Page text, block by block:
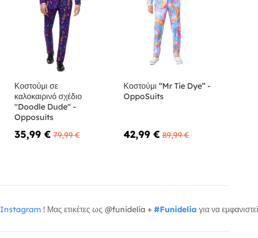
Κοστούμι σε
καλοκαιρινό σχέδιο
"Doodle Dude" -
Opposuits
35,99 € 79,99 €
Κοστούμι “Mr Tie Dye” -
OppoSuits
42,99 € 89,99 €
Instagram ! Μας ετικέτες ως @funidelia + #Funidelia για να